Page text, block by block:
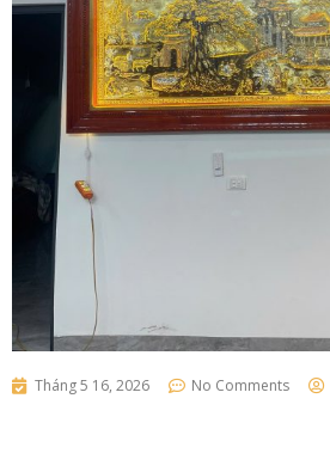
Tháng 5 16, 2026 No Comments